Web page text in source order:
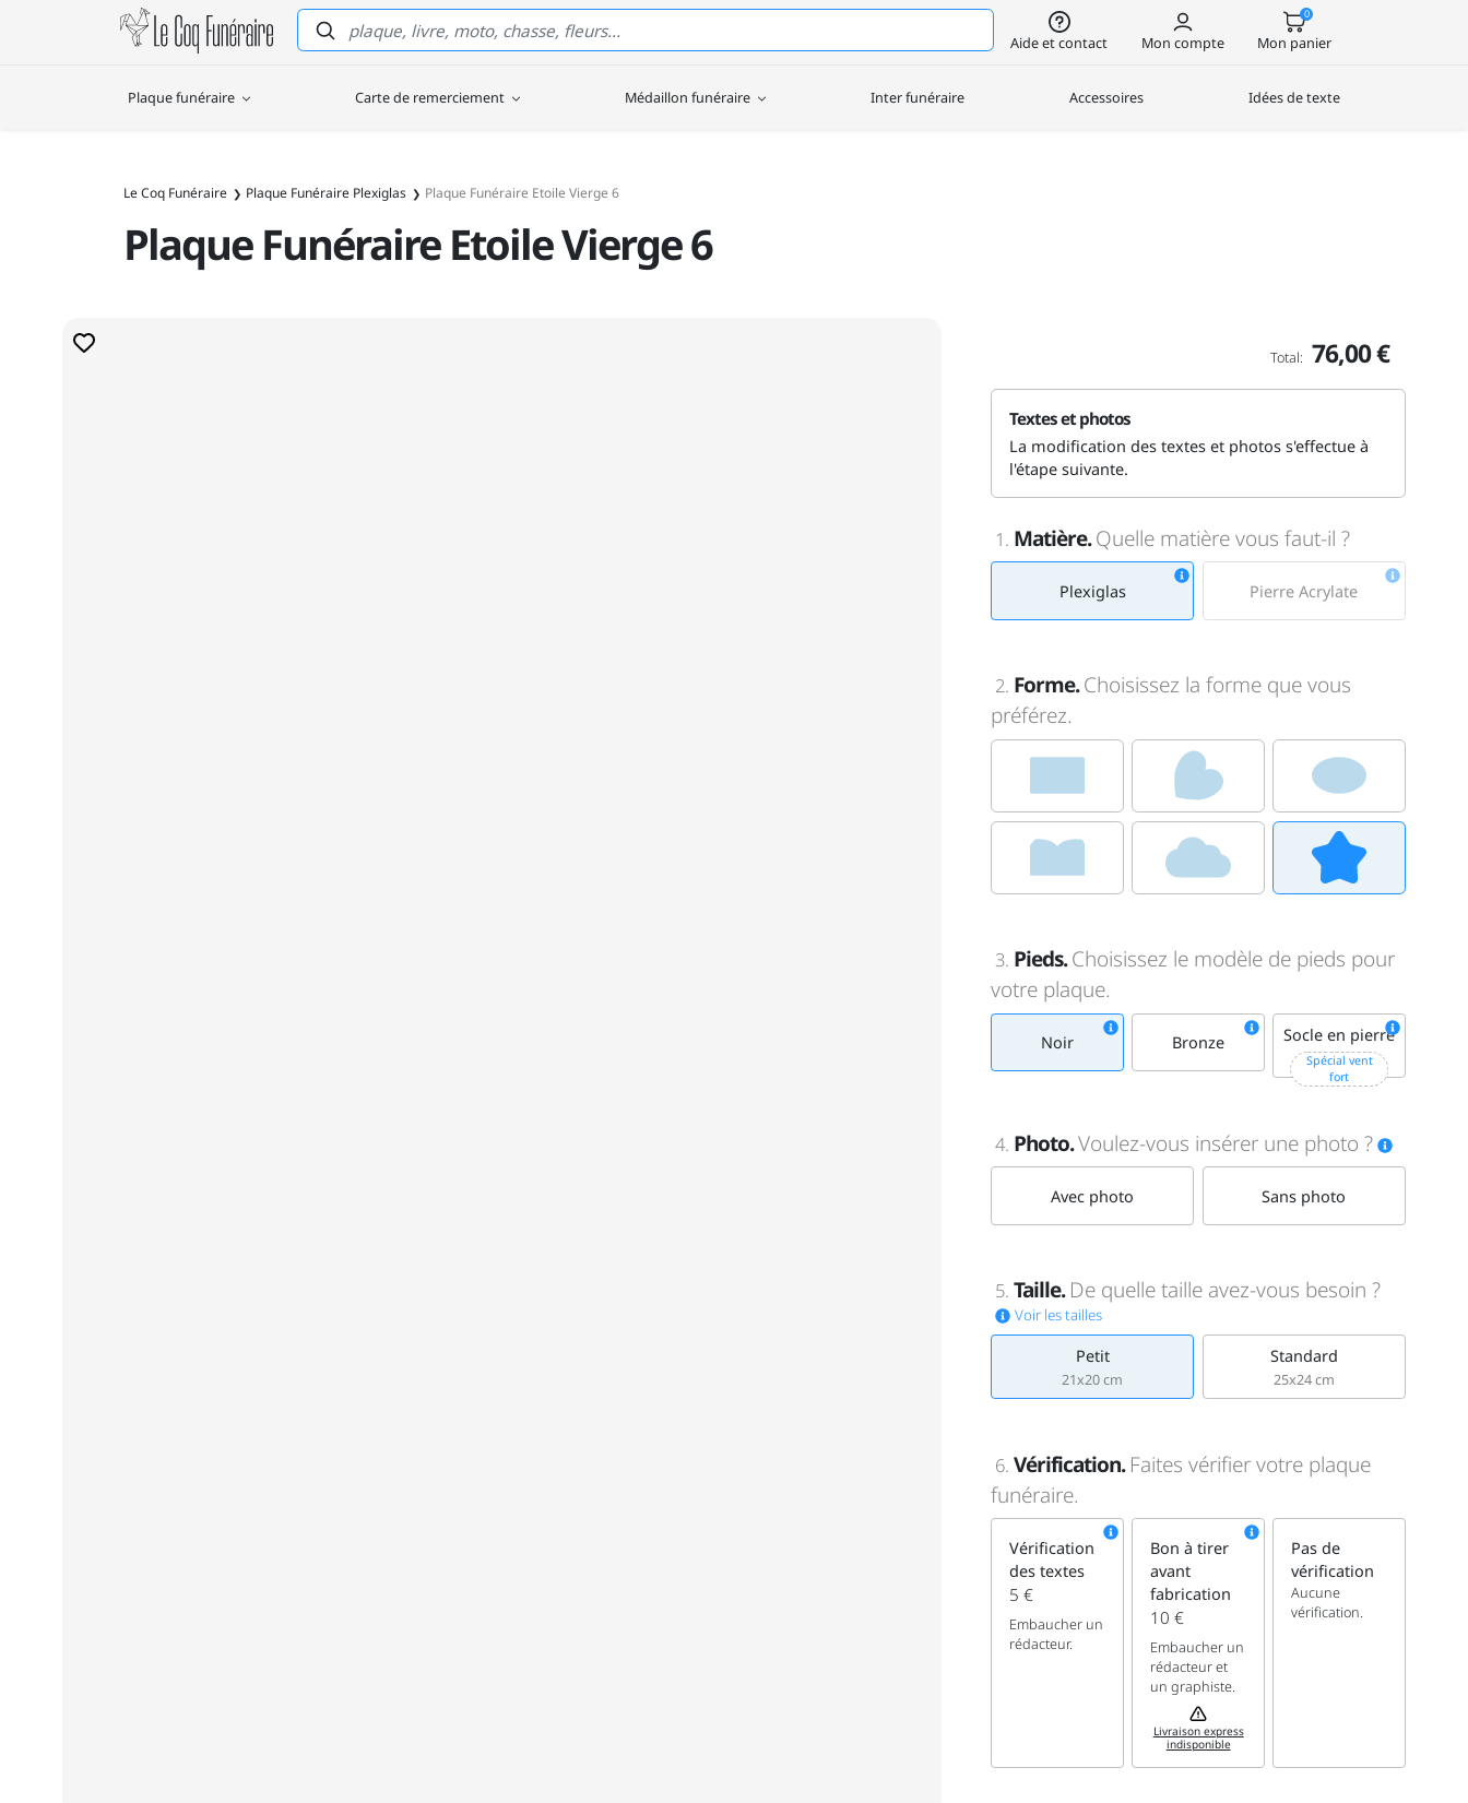
Le Coq Funéraire
Aide et contact Mon compte
0
Mon panier
Plaque funéraire Carte de remerciement Médaillon funéraire Inter funéraire Accessoires Idées de texte
Le Coq Funéraire Plaque Funéraire Plexiglas Plaque Funéraire Etoile Vierge 6
Plaque Funéraire Etoile Vierge 6
Total: 76,00 €
Textes et photos
La modification des textes et photos s'effectue à
l'étape suivante.
1. Matière.Quelle matière vous faut-il ?
Plexiglas Pierre Acrylate
2. Forme.Choisissez la forme que vous
préférez.
3. Pieds.Choisissez le modèle de pieds pour
votre plaque.
Noir Bronze Socle en pierre
+15€
Spécial vent
fort
4. Photo.Voulez-vous insérer une photo ?
Avec photo Sans photo
5. Taille. De quelle taille avez-vous besoin ?
Voir les tailles
Petit
21x20 cm
Standard
25x24 cm
6. Vérification. Faites vérifier votre plaque
funéraire.
Vérification
des textes
5 €
Embaucher un
rédacteur.
Bon à tirer
avant
fabrication
10 €
Embaucher un
rédacteur et
un graphiste.
Livraison express
indisponible
Pas de
vérification
Aucune
vérification.